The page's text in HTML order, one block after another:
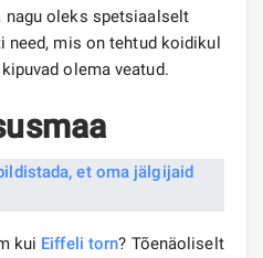
nagu oleks spetsiaalselt
need, mis on tehtud koidikul
olema veatud.
kui Eiffeli torn? Tõenäoliselt